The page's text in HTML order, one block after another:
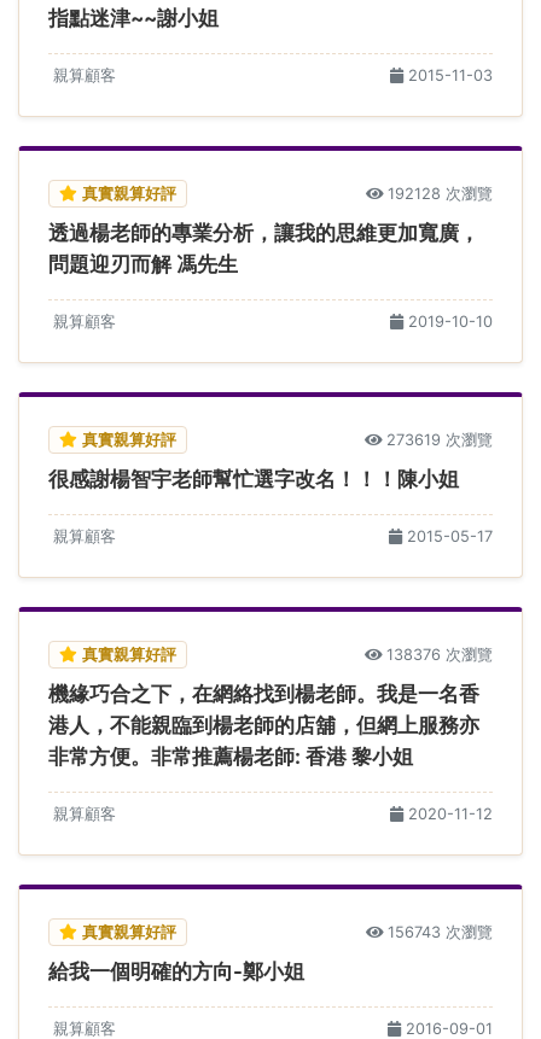
指點迷津~~謝小姐
親算顧客 2015-11-03
真實親算好評 192128 次瀏覽
透過楊老師的專業分析，讓我的思維更加寬廣，
問題迎刃而解 馮先生
親算顧客 2019-10-10
真實親算好評 273619 次瀏覽
很感謝楊智宇老師幫忙選字改名！！！陳小姐
親算顧客 2015-05-17
真實親算好評 138376 次瀏覽
機緣巧合之下，在網絡找到楊老師。我是一名香
港人，不能親臨到楊老師的店舖，但網上服務亦
非常方便。非常推薦楊老師: 香港 黎小姐
親算顧客 2020-11-12
真實親算好評 156743 次瀏覽
給我一個明確的方向-鄭小姐
親算顧客 2016-09-01